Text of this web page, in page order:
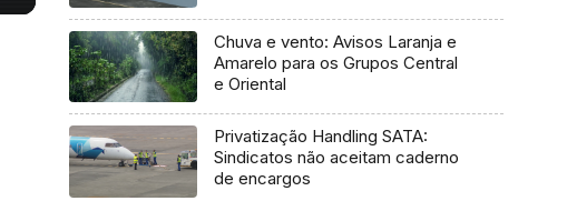
Chuva e vento: Avisos Laranja e
Amarelo para os Grupos Central
e Oriental
Privatização Handling SATA:
Sindicatos não aceitam caderno
de encargos